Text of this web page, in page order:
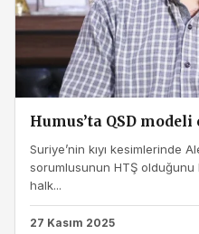
Humus’ta QSD modeli
Suriye’nin kıyı kesimlerinde
sorumlusunun HTŞ olduğunu
halk...
27 Kasım 2025